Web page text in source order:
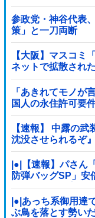
参政党・神谷代表
策」と一刀両断
【大阪】マスコミ
ネットで拡散され
覚 → ………
「あきれてモノが
国人の永住許可要
【速報】 中露の
沈没させられるぞ』
|●|【速報】パさん
防弾バッグSP」安
だったことは忘れ
|●|あっち系御用達
ぶ鳥を落とす勢い